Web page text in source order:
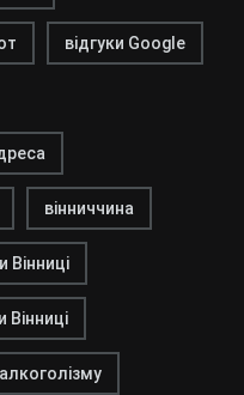
відгуки Google
вінниччина
Вінниці
Вінниці